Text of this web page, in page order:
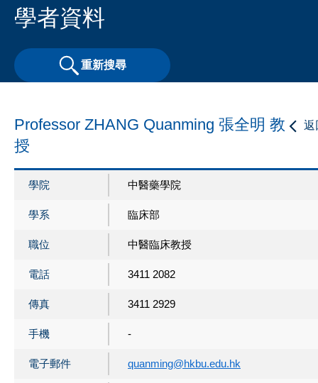
學者資料
重新搜尋
返
Professor ZHANG Quanming 張全明 教
授
學院 中醫藥學院
學系 臨床部
職位 中醫臨床教授
電話 3411 2082
傳真 3411 2929
手機 -
電子郵件 quanming@hkbu.edu.hk